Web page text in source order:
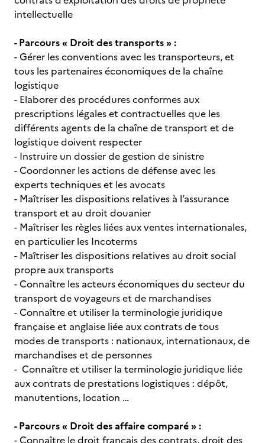
intellectuelle
- Parcours « Droit des transports » :
- Gérer les conventions avec les transporteurs, et
tous les partenaires économiques de la chaîne
logistique
- Elaborer des procédures conformes aux
prescriptions légales et contractuelles que les
différents agents de la chaîne de transport et de
logistique doivent respecter
- Instruire un dossier de gestion de sinistre
- Coordonner les actions de défense avec les
experts techniques et les avocats
- Maîtriser les dispositions relatives à l’assurance
transport et au droit douanier
- Maîtriser les règles liées aux ventes internationales,
en particulier les Incoterms
- Maîtriser les dispositions relatives au droit social
propre aux transports
- Connaître les acteurs économiques du secteur du
transport de voyageurs et de marchandises
- Connaître et utiliser la terminologie juridique
française et anglaise liée aux contrats de tous
modes de transports : nationaux, internationaux, de
marchandises et de personnes
- Connaître et utiliser la terminologie juridique liée
aux contrats de prestations logistiques : dépôt,
manutentions, location …
- Parcours « Droit des affaire comparé » :
- Connaître le droit français des contrats, droit des